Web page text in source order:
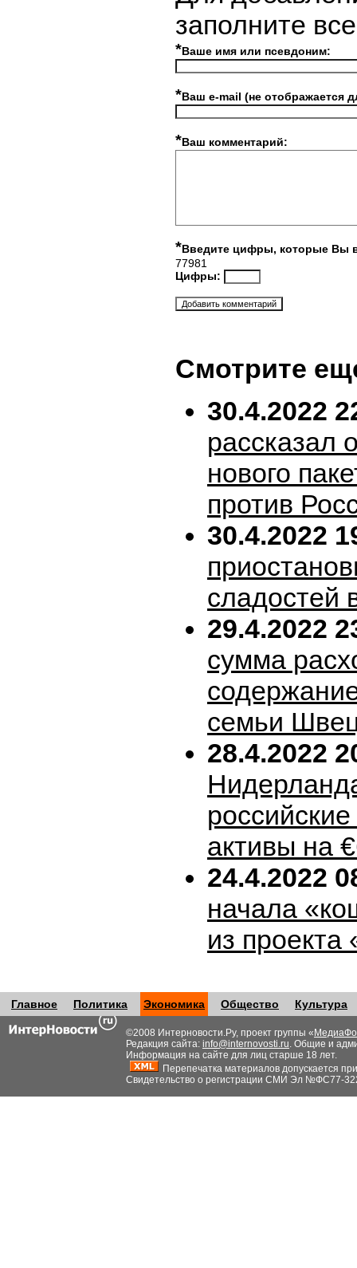
заполните
*Ваше имя или псевдоним:
*Ваш e-mail (не отображается
*Ваш комментарий:
*Введите цифры, которые Вы
77981
Цифры:
Смотрите
30.4.2022
рассказал
нового
против
30.4.2022
сладостей
29.4.2022
сумма
семьи
28.4.2022
активы на
24.4.2022
начала
из
Главное Политика Экономика Общество Культура
©2008 Интерновости.Ру, проект группы «
Редакция сайта: info@internovosti.ru. Общие и
Информация на сайте для лиц старше 18 лет.
Перепечатка материалов допускается
Свидетельство о регистрации СМИ Эл №ФС77-